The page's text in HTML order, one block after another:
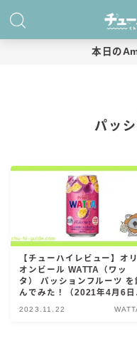
商品レビュー
キリン
氷結
氷結 無糖
氷結 ストロング
麒麟特製サワー
本日の
パッ
【チューハイレビュー】オリ
オンビール WATTA（ワッ
タ） パッションフルーツ を
んでみた！（2021年4月6日
2023.11.22